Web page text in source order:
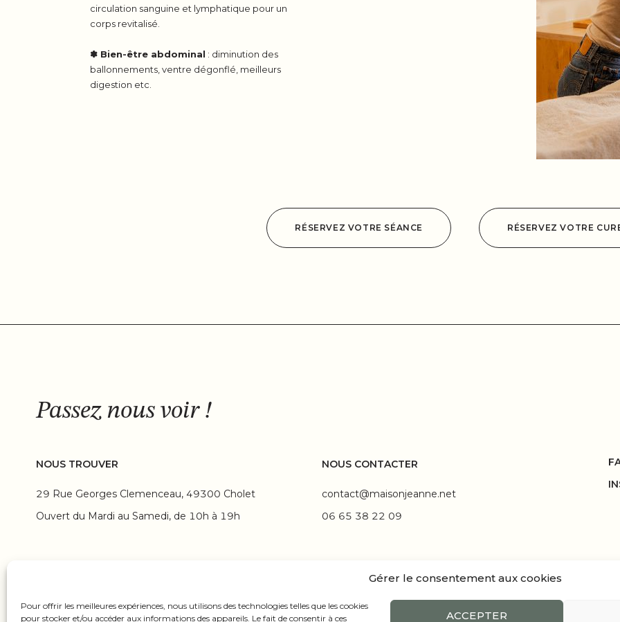
Gérer le consentement aux cookies
Pour offrir les meilleures expériences, nous utilisons des technologies telles que les cookies
pour stocker et/ou accéder aux informations des appareils. Le fait de consentir à ces
ACCEPTER
circulation sanguine et lymphatique pour un
corps revitalisé.
✽ Bien-être abdominal : diminution des
ballonnements, ventre dégonflé, meilleurs
digestion etc.
RÉSERVEZ VOTRE SÉANCE RÉSERVEZ VOTRE
Passez nous voir !
NOUS TROUVER
29 Rue Georges Clemenceau, 49300 Cholet​
Ouvert du Mardi au Samedi, de 10h à 19h
NOUS CONTACTER
contact@maisonjeanne.net
06 65 38 22 09